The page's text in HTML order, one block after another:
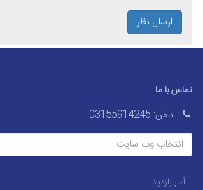
ارسال نظر
تماس با ما
تلفن: 03155914245
انتخاب وب سایت
آمار بازدید